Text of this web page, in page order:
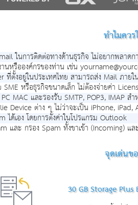
ทำไมคว
ในการติดต่อทางด้านธุรกิจ ไม่อยากพลาดก
นหรือองค์กรของท่าน เช่น
ที่ตั้งอยู่ในประเทศไทย สามารถส่ง Mail ภาย
SME หรือธุรกิจขนาดเล็ก ไม่ต้องจ่ายค่า
MAC และรองรับ SMTP, POP3, IMAP
Device ต่าง ๆ ไม่ว่าจะเป็น iPhone,
ได้เอง โดยการตั้งค่าในโปรแกรม Outlook
และ กรอง Spam ทั้งขาเข้า (Incoming) แ
จุดเด่นข
30 GB Storage Plus